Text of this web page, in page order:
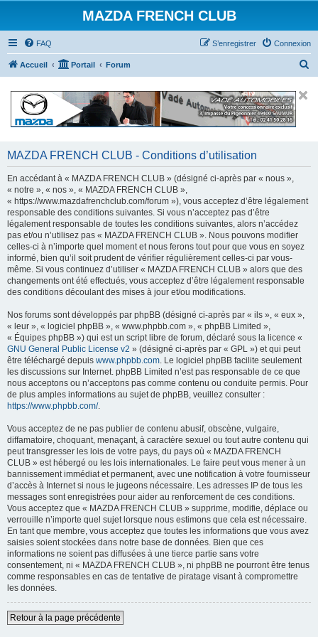
MAZDA FRENCH CLUB
FAQ Connexion
S’enregistrer
Accueil Portail Forum
c
MAZDA FRENCH CLUB - Conditions d’utilisation
En accédant à « MAZDA FRENCH CLUB » (désigné ci-après par « nous »,
« notre », « nos », « MAZDA FRENCH CLUB »,
« https://www.mazdafrenchclub.com/forum »), vous acceptez d’être légalement
responsable des conditions suivantes. Si vous n’acceptez pas d’être
légalement responsable de toutes les conditions suivantes, alors n’accédez
pas et/ou n’utilisez pas « MAZDA FRENCH CLUB ». Nous pouvons modifier
celles-ci à n’importe quel moment et nous ferons tout pour que vous en soyez
informé, bien qu’il soit prudent de vérifier régulièrement celles-ci par vous-
même. Si vous continuez d’utiliser « MAZDA FRENCH CLUB » alors que des
changements ont été effectués, vous acceptez d’être légalement responsable
des conditions découlant des mises à jour et/ou modifications.
Nos forums sont développés par phpBB (désigné ci-après par « ils », « eux »,
« leur », « logiciel phpBB », « www.phpbb.com », « phpBB Limited »,
« Équipes phpBB ») qui est un script libre de forum, déclaré sous la licence «
GNU General Public License v2 » (désigné ci-après par « GPL ») et qui peut
être téléchargé depuis www.phpbb.com . Le logiciel phpBB facilite seulement
les discussions sur Internet. phpBB Limited n’est pas responsable de ce que
nous acceptons ou n’acceptons pas comme contenu ou conduite permis. Pour
de plus amples informations au sujet de phpBB, veuillez consulter :
https://www.phpbb.com/.
Vous acceptez de ne pas publier de contenu abusif, obscène, vulgaire,
diffamatoire, choquant, menaçant, à caractère sexuel ou tout autre contenu qui
peut transgresser les lois de votre pays, du pays où « MAZDA FRENCH
CLUB » est hébergé ou les lois internationales. Le faire peut vous mener à un
bannissement immédiat et permanent, avec une notification à votre fournisseur
d’accès à Internet si nous le jugeons nécessaire. Les adresses IP de tous les
messages sont enregistrées pour aider au renforcement de ces conditions.
Vous acceptez que « MAZDA FRENCH CLUB » supprime, modifie, déplace ou
verrouille n’importe quel sujet lorsque nous estimons que cela est nécessaire.
En tant que membre, vous acceptez que toutes les informations que vous avez
saisies soient stockées dans notre base de données. Bien que ces
informations ne soient pas diffusées à une tierce partie sans votre
consentement, ni « MAZDA FRENCH CLUB », ni phpBB ne pourront être tenus
comme responsables en cas de tentative de piratage visant à compromettre
les données.
Retour à la page précédente